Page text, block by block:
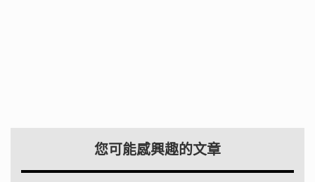
您可能感興趣的文章